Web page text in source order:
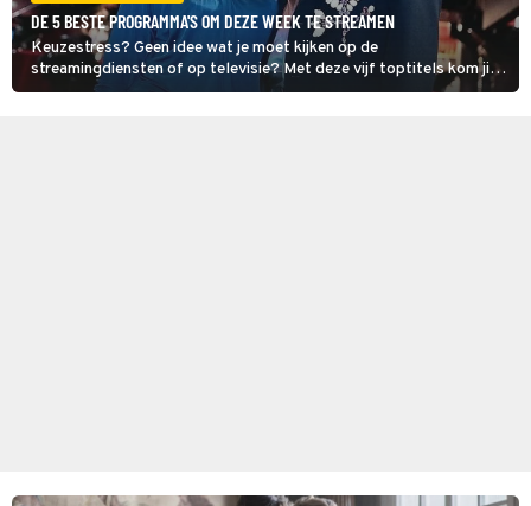
DE 5 BESTE PROGRAMMA'S OM DEZE WEEK TE STREAMEN
Keuzestress? Geen idee wat je moet kijken op de
streamingdiensten of op televisie? Met deze vijf toptitels kom jij
sowieso de week door.